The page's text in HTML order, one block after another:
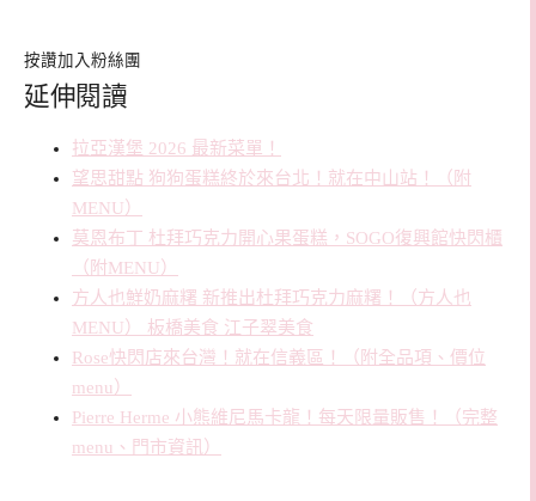
按讚加入粉絲團
延伸閱讀
拉亞漢堡 2026 最新菜單！
望思甜點 狗狗蛋糕終於來台北！就在中山站！（附
MENU）
莫恩布丁 杜拜巧克力開心果蛋糕，SOGO復興館快閃櫃
（附MENU）
方人也鮮奶麻糬 新推出杜拜巧克力麻糬！（方人也
MENU） 板橋美食 江子翠美食
Rose快閃店來台灣！就在信義區！（附全品項、價位
menu）
Pierre Herme 小熊維尼馬卡龍！每天限量販售！（完整
menu、門市資訊）